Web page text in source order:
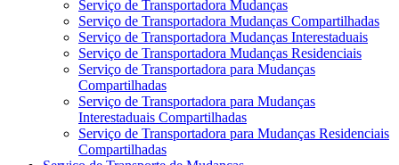
Serviço de Transportadora Mudanças
Serviço de Transportadora Mudanças Compartilhadas
Serviço de Transportadora Mudanças Interestaduais
Serviço de Transportadora Mudanças Residenciais
Serviço de Transportadora para Mudanças
Compartilhadas
Serviço de Transportadora para Mudanças
Interestaduais Compartilhadas
Serviço de Transportadora para Mudanças Residenciais
Compartilhadas